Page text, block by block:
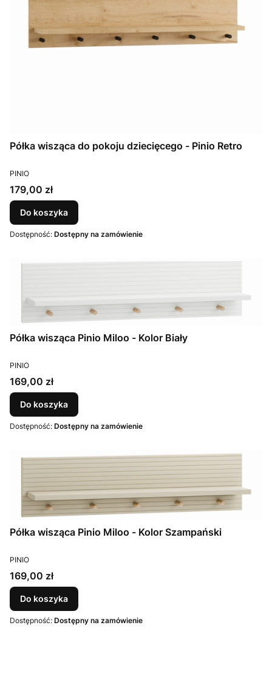
Półka wisząca do pokoju dziecięcego - Pinio Retro
PRODUCENT
PINIO
Cena
179,00 zł
Do koszyka
Dostępność: Dostępny na zamówienie
Półka wisząca Pinio Miloo - Kolor Biały
PRODUCENT
PINIO
Cena
169,00 zł
Do koszyka
Dostępność: Dostępny na zamówienie
Półka wisząca Pinio Miloo - Kolor Szampański
PRODUCENT
PINIO
Cena
169,00 zł
Do koszyka
Dostępność: Dostępny na zamówienie